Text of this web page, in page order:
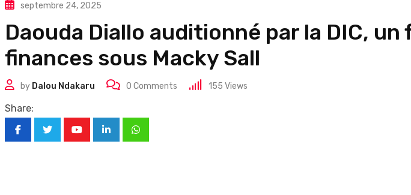
septembre 24, 2025
Daouda Diallo auditionné par la DIC,
finances sous Macky Sall
by Dalou Ndakaru 0 Comments 155 Views
Share:
LinkedInWhatsapp